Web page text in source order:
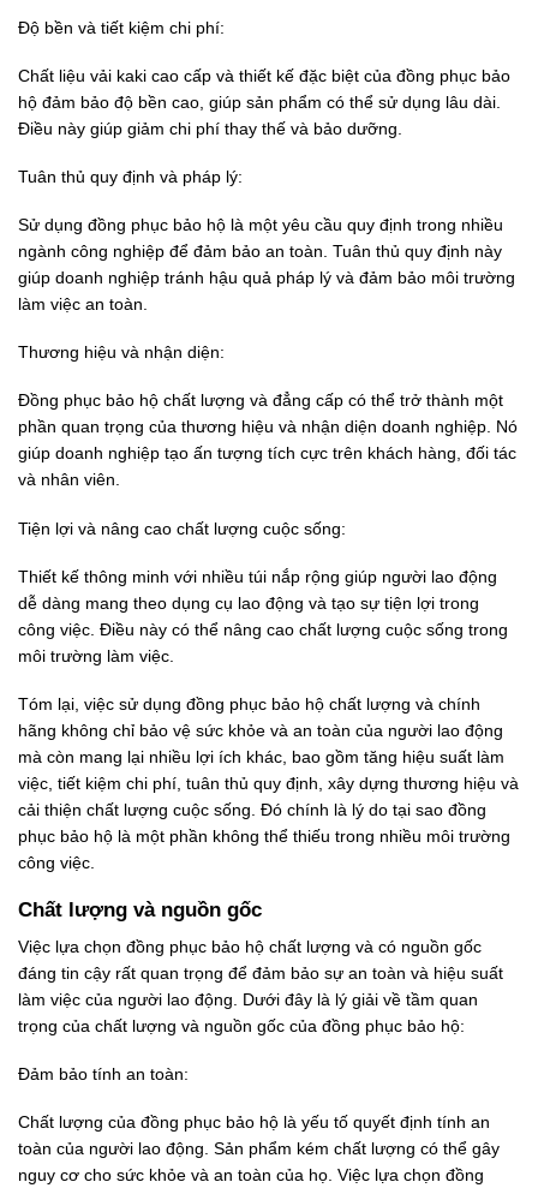
Độ bền và tiết kiệm chi phí:
Chất liệu vải kaki cao cấp và thiết kế đặc biệt của đồng phục bảo
hộ đảm bảo độ bền cao, giúp sản phẩm có thể sử dụng lâu dài.
Điều này giúp giảm chi phí thay thế và bảo dưỡng.
Tuân thủ quy định và pháp lý:
Sử dụng đồng phục bảo hộ là một yêu cầu quy định trong nhiều
ngành công nghiệp để đảm bảo an toàn. Tuân thủ quy định này
giúp doanh nghiệp tránh hậu quả pháp lý và đảm bảo môi trường
làm việc an toàn.
Thương hiệu và nhận diện:
Đồng phục bảo hộ chất lượng và đẳng cấp có thể trở thành một
phần quan trọng của thương hiệu và nhận diện doanh nghiệp. Nó
giúp doanh nghiệp tạo ấn tượng tích cực trên khách hàng, đối tác
và nhân viên.
Tiện lợi và nâng cao chất lượng cuộc sống:
Thiết kế thông minh với nhiều túi nắp rộng giúp người lao động
dễ dàng mang theo dụng cụ lao động và tạo sự tiện lợi trong
công việc. Điều này có thể nâng cao chất lượng cuộc sống trong
môi trường làm việc.
Tóm lại, việc sử dụng đồng phục bảo hộ chất lượng và chính
hãng không chỉ bảo vệ sức khỏe và an toàn của người lao động
mà còn mang lại nhiều lợi ích khác, bao gồm tăng hiệu suất làm
việc, tiết kiệm chi phí, tuân thủ quy định, xây dựng thương hiệu và
cải thiện chất lượng cuộc sống. Đó chính là lý do tại sao đồng
phục bảo hộ là một phần không thể thiếu trong nhiều môi trường
công việc.
Chất lượng và nguồn gốc
Việc lựa chọn đồng phục bảo hộ chất lượng và có nguồn gốc
đáng tin cậy rất quan trọng để đảm bảo sự an toàn và hiệu suất
làm việc của người lao động. Dưới đây là lý giải về tầm quan
trọng của chất lượng và nguồn gốc của đồng phục bảo hộ:
Đảm bảo tính an toàn:
Chất lượng của đồng phục bảo hộ là yếu tố quyết định tính an
toàn của người lao động. Sản phẩm kém chất lượng có thể gây
nguy cơ cho sức khỏe và an toàn của họ. Việc lựa chọn đồng